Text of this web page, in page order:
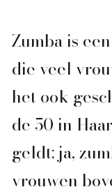
Zumba is
die veel
het ook
de 50 in
geldt: ja,
vrouwen